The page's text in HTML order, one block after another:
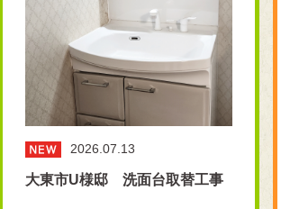
2026.07.13
大東市U様邸 洗面台取替工事